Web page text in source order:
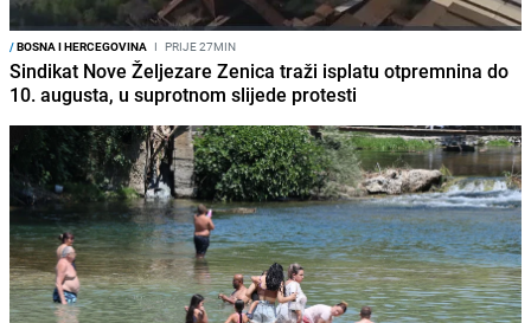
/BOSNA I HERCEGOVINA I PRIJE 27MIN
Sindikat Nove Željezare Zenica traži isplatu otpremnina do
10. augusta, u suprotnom slijede protesti